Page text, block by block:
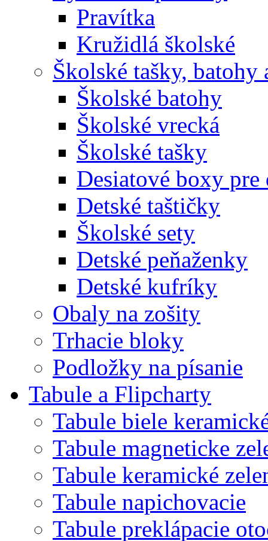
Pravítka
Kružidlá školské
Školské tašky, batohy
Školské batohy
Školské vrecká
Školské tašky
Desiatové boxy pre
Detské taštičky
Školské sety
Detské peňaženky
Detské kufríky
Obaly na zošity
Trhacie bloky
Podložky na písanie
Tabule a Flipcharty
Tabule biele
Tabule magneticke
Tabule keramické
Tabule napichovacie
Tabule preklápacie